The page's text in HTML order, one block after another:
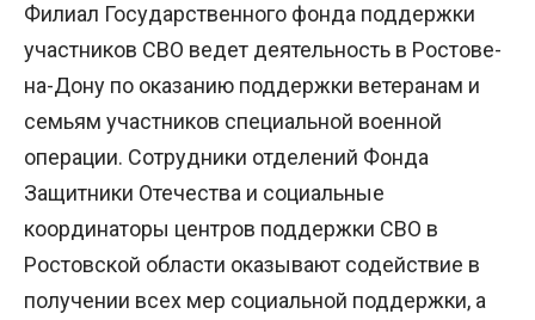
Филиал Государственного фонда поддержки
участников СВО ведет деятельность в Ростове-
на-Дону по оказанию поддержки ветеранам и
семьям участников специальной военной
операции. Сотрудники отделений Фонда
Защитники Отечества и социальные
координаторы центров поддержки СВО в
Ростовской области оказывают содействие в
получении всех мер социальной поддержки, а